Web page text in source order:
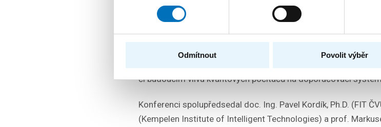
Odmítnout Povolit výběr
V rámci průmyslových sympozií, které byly součástí
či budoucím vlivu kvantových počítačů na doporučovací
Konferenci spolupředsedal doc. Ing. Pavel Kordík, Ph.D. (FIT
(Kempelen Institute of Intelligent Technologies) a prof.